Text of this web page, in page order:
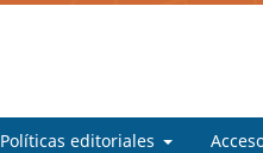
Políticas editoriales